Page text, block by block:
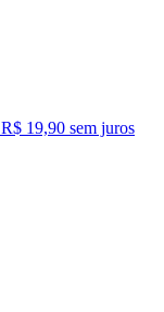
R$ 19,90 sem juros